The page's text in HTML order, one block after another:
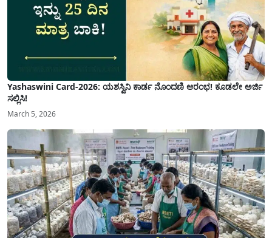
Yashaswini Card-2026: ಯಶಸ್ವಿನಿ ಕಾರ್ಡ ನೊಂದಣಿ ಆರಂಭ! ಕೂಡಲೇ ಅರ್ಜಿ
ಸಲ್ಲಿಸಿ!
March 5, 2026